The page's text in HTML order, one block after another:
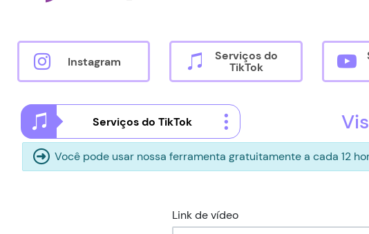
Instagram
Serviços do
TikTok
Serviços do TikTok
Você pode usar nossa ferramenta gratuitamente a cada 12
Link de vídeo